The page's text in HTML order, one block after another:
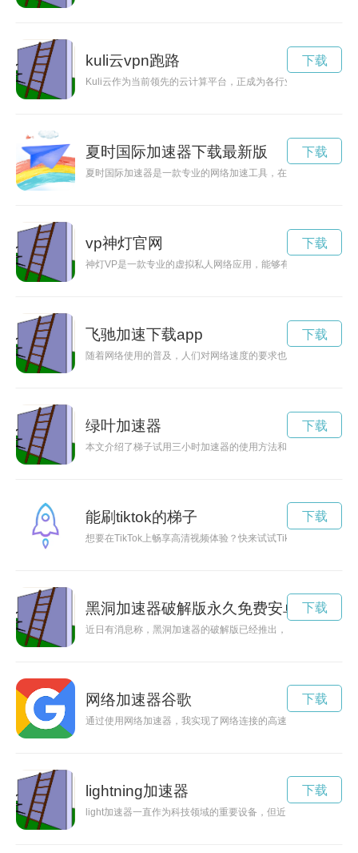
kuli云vpn跑路
Kuli云作为当前领先的云计算平台，正成为各行业的关注焦点
下载
夏时国际加速器下载最新版
夏时国际加速器是一款专业的网络加速工具，在安卓平台上提
下载
vp神灯官网
神灯VP是一款专业的虚拟私人网络应用，能够有效保护用户的
下载
飞驰加速下载app
随着网络使用的普及，人们对网络速度的要求也越来越高。免
下载
绿叶加速器
本文介绍了梯子试用三小时加速器的使用方法和效果。
下载
能刷tiktok的梯子
想要在TikTok上畅享高清视频体验？快来试试TikTok免费加速
下载
黑洞加速器破解版永久免费安卓
近日有消息称，黑洞加速器的破解版已经推出，并且永久免费
下载
网络加速器谷歌
通过使用网络加速器，我实现了网络连接的高速和稳定，让我
下载
lightning加速器
light加速器一直作为科技领域的重要设备，但近日却出现了失
下载